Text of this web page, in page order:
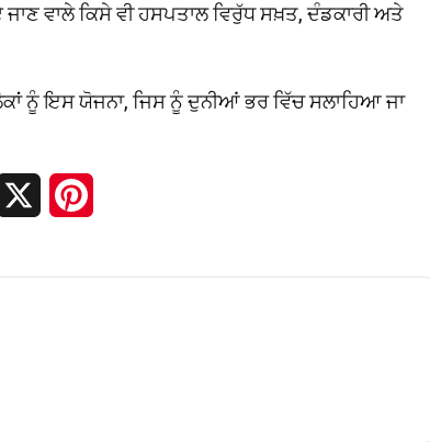
ਵਾਲੇ ਕਿਸੇ ਵੀ ਹਸਪਤਾਲ ਵਿਰੁੱਧ ਸਖ਼ਤ, ਦੰਡਕਾਰੀ ਅਤੇ
ਨੂੰ ਇਸ ਯੋਜਨਾ, ਜਿਸ ਨੂੰ ਦੁਨੀਆਂ ਭਰ ਵਿੱਚ ਸਲਾਹਿਆ ਜਾ
WhatsApp